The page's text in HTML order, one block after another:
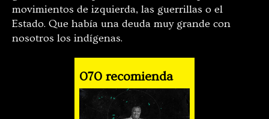
movimientos de izquierda, las guerrillas o el
Estado. Que había una deuda muy grande con
nosotros los indígenas.
070 recomienda